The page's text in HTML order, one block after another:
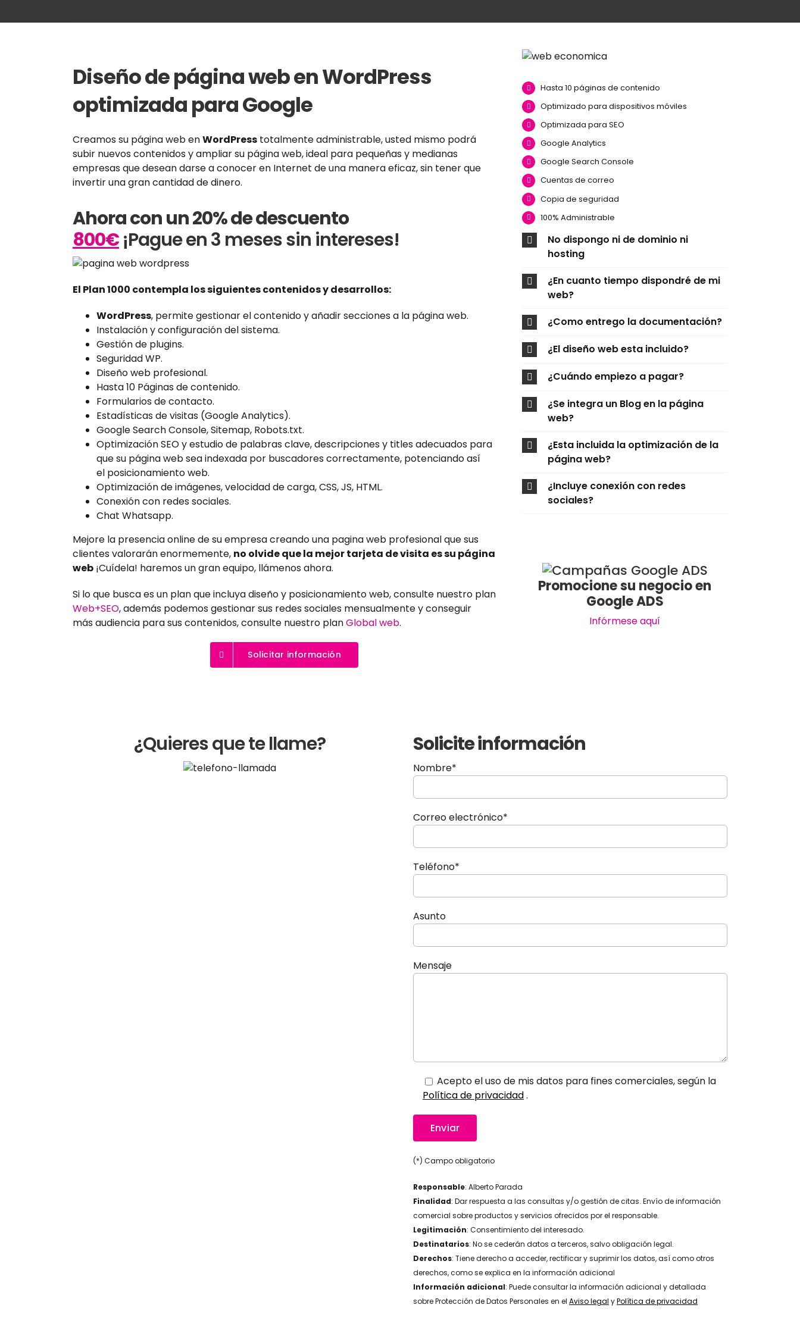
Diseño de página web en WordPress
optimizada para Google
Creamos su página web enWordPresstotalmente administrable, usted mismo podrá
subir nuevos contenidos y ampliar su página web, ideal para pequeñas y medianas
empresas que desean darse a conocer en Internet de una manera eficaz, sin tener que
invertir una gran cantidad de dinero.
Ahora con un 20% de descuento
800€¡Pague en 3 meses sin intereses!
El Plan 1000 contempla los siguientes contenidos y desarrollos:
WordPress, permite gestionar el contenido y añadir secciones a la página web.
Instalación y configuración del sistema.
Gestión de plugins.
Seguridad WP.
Diseño web profesional.
Hasta 10 Páginas de contenido.
Formularios de contacto.
Estadísticas de visitas (Google Analytics).
Google Search Console, Sitemap, Robots.txt.
Optimización SEO y estudio de palabras clave, descripciones y titles adecuados para
que su página web sea indexada por buscadores correctamente, potenciando así
el posicionamiento web.
Optimización de imágenes, velocidad de carga, CSS, JS, HTML.
Conexión con redes sociales.
Chat Whatsapp.
Mejore la presencia online de su empresa creando una pagina web profesional que sus
clientes valorarán enormemente, no olvide que la mejor tarjeta de visita es su página
web¡Cuídela! haremos un gran equipo, llámenos ahora.
Si lo que busca es un plan que incluya diseño y posicionamiento web, consulte nuestro plan
Web+SEO, además podemos gestionar sus redes sociales mensualmente y conseguir
más audiencia para sus contenidos, consulte nuestro planGlobal web.
Solicitar información
Hasta 10 páginas de contenido
Optimizado para dispositivos móviles
Optimizada para SEO
Google Analytics
Google Search Console
Cuentas de correo
Copia de seguridad
100% Administrable
No dispongo ni de dominio ni
hosting
¿En cuanto tiempo dispondré de mi
web?
¿Como entrego la documentación?
¿El diseño web esta incluido?
¿Cuándo empiezo a pagar?
¿Se integra un Blog en la página
web?
¿Esta incluida la optimización de la
página web?
¿Incluye conexión con redes
sociales?
Promocione su negocio en
Google ADS
Infórmese aquí
¿Quieres que te llame? Solicite información
Nombre*
Correo electrónico*
Teléfono*
Asunto
Mensaje
Acepto el uso de mis datos para fines comerciales, según la
Política de privacidad.
(*) Campo obligatorio
Responsable: Alberto Parada
Finalidad: Dar respuesta a las consultas y/o gestión de citas. Envío de información
comercial sobre productos y servicios ofrecidos por el responsable.
Legitimación: Consentimiento del interesado.
Destinatarios: No se cederán datos a terceros, salvo obligación legal.
Derechos: Tiene derecho a acceder, rectificar y suprimir los datos, así como otros
derechos, como se explica en la información adicional
Información adicional: Puede consultar la información adicional y detallada
sobre Protección de Datos Personales en el Aviso legal yPolítica de privacidad